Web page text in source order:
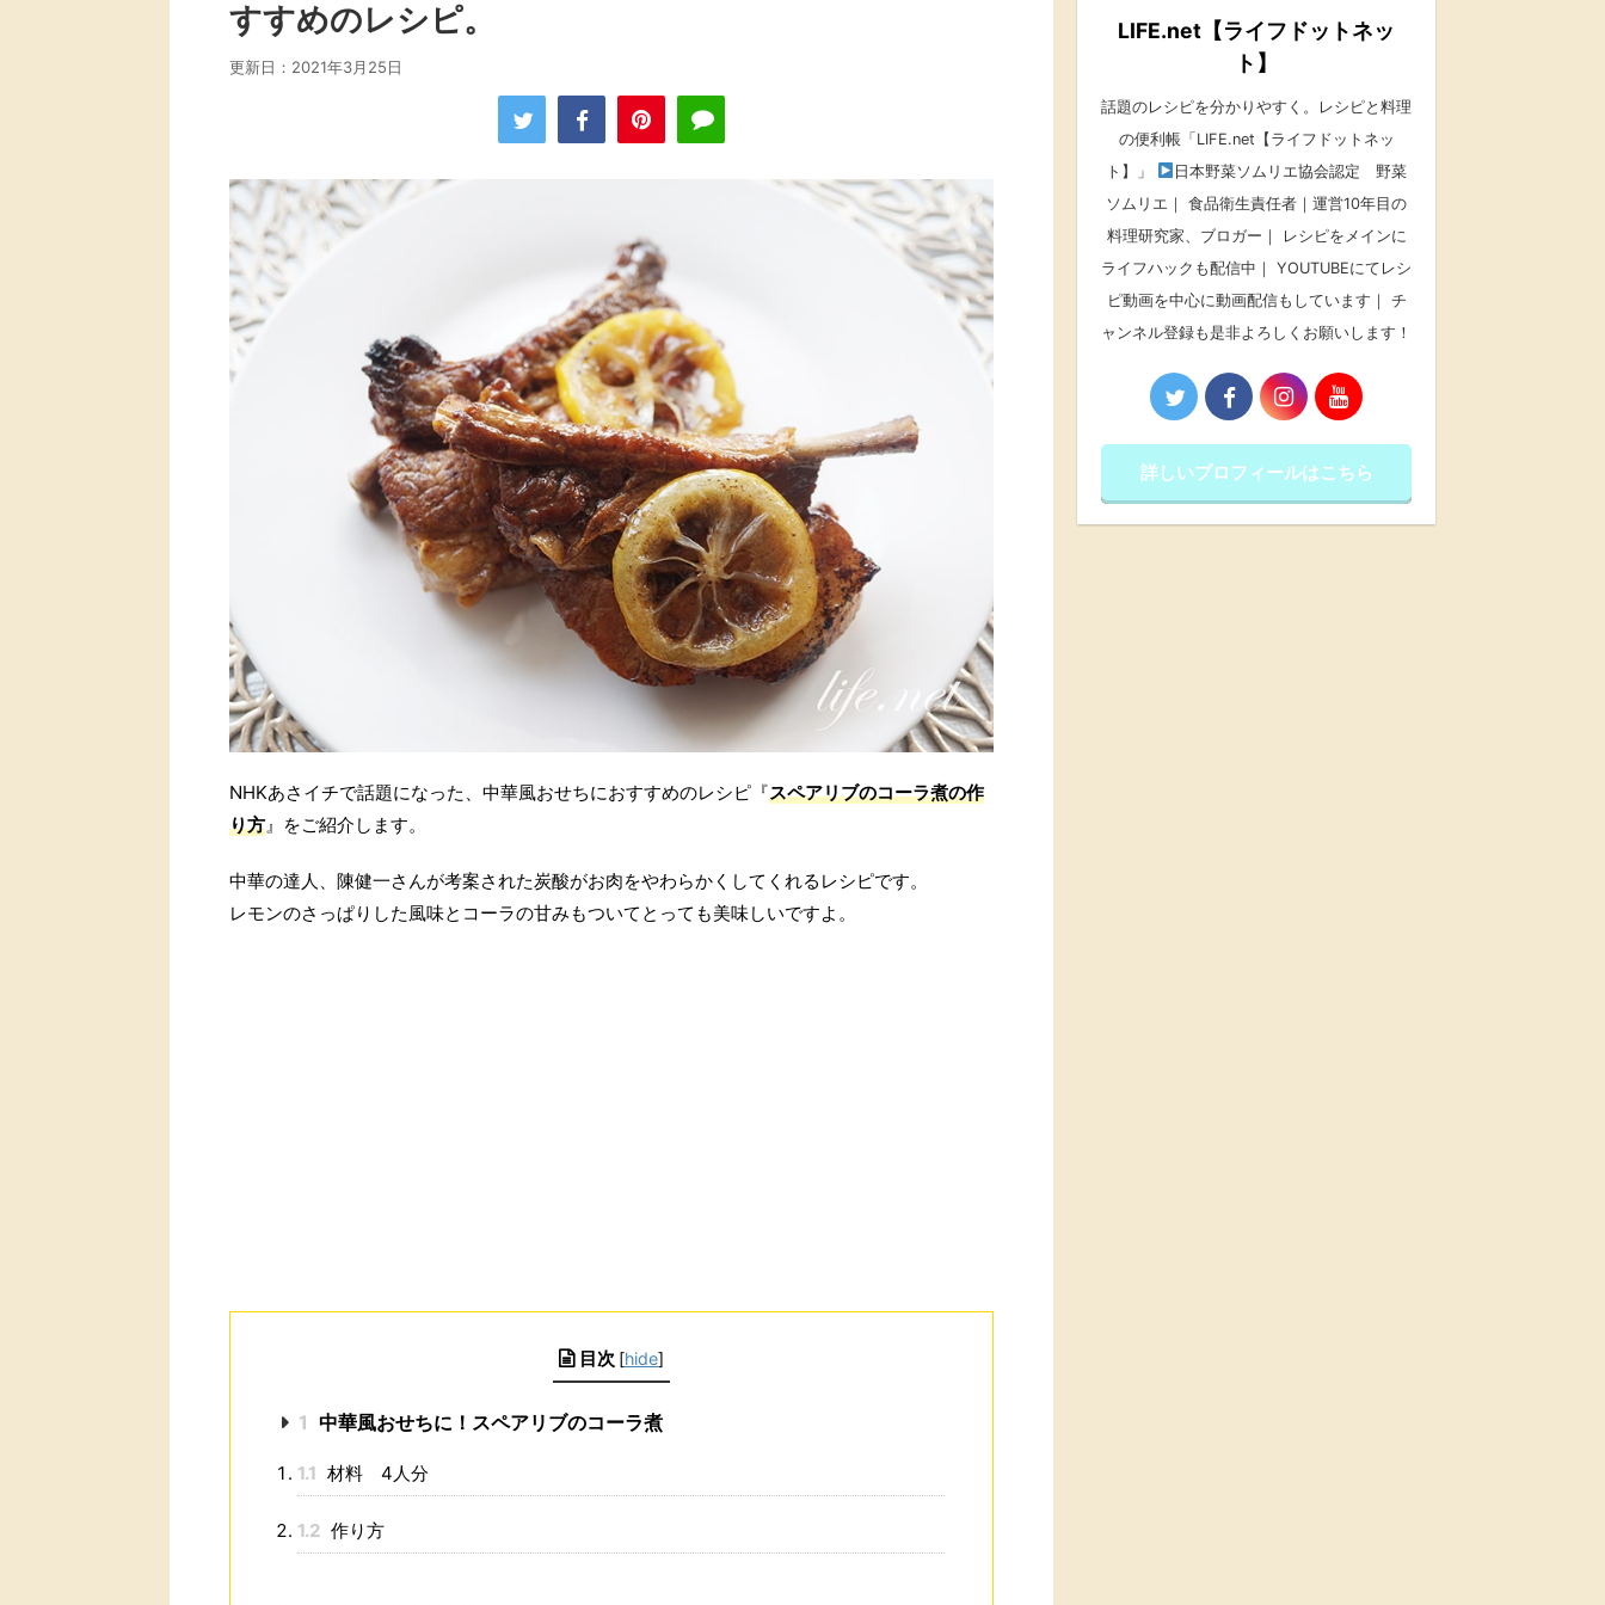
すすめのレシピ。
更新日： 2021年3月25日
NHKあさイチで話題になった、中華風おせちにおすすめのレシピ『スペアリブのコーラ煮の作
り方 』をご紹介します。
中華の達人、陳健一さんが考案された炭酸がお肉をやわらかくしてくれるレシピです。
レモンのさっぱりした風味とコーラの甘みもついてとっても美味しいですよ。
目次 [hide]
1 中華風おせちに！スペアリブのコーラ煮
1.1 材料 4人分
1.2 作り方
LIFE.net【ライフドットネッ
ト】
話題のレシピを分かりやすく。レシピと料理
の便利帳「LIFE.net【ライフドットネッ
ト】」
日本野菜ソムリエ協会認定 野菜
ソムリエ｜ 食品衛生責任者｜運営10年目の
料理研究家、ブロガー｜ レシピをメインに
ライフハックも配信中｜ YOUTUBEにてレシ
ピ動画を中心に動画配信もしています｜ チ
ャンネル登録も是非よろしくお願いします！
詳しいプロフィールはこちら